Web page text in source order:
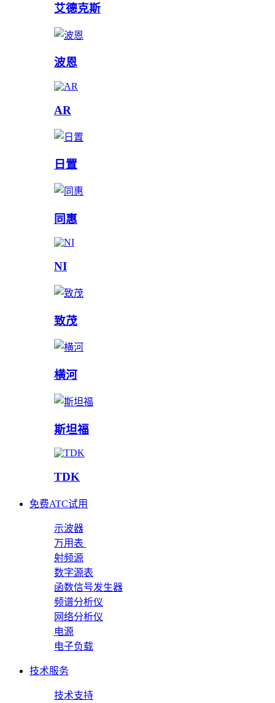
艾德克斯
波恩
AR
日置
同惠
NI
致茂
横河
斯坦福
TDK
免费ATC试用
示波器
万用表
射频源
数字源表
函数信号发生器
频谱分析仪
网络分析仪
电源
电子负载
技术服务
技术支持